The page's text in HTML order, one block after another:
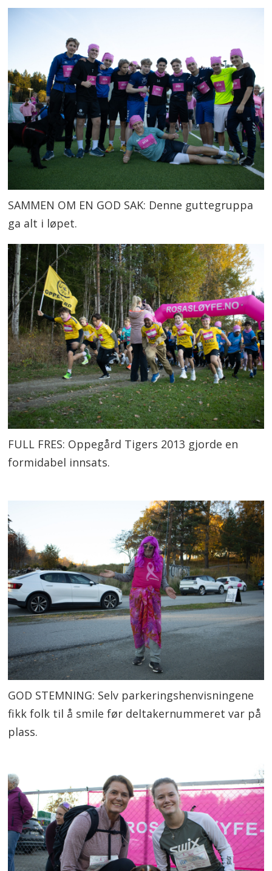
SAMMEN OM EN GOD SAK: Denne guttegruppa
ga alt i løpet.
FULL FRES: Oppegård Tigers 2013 gjorde en
formidabel innsats.
GOD STEMNING: Selv parkeringshenvisningene
fikk folk til å smile før deltakernummeret var på
plass.